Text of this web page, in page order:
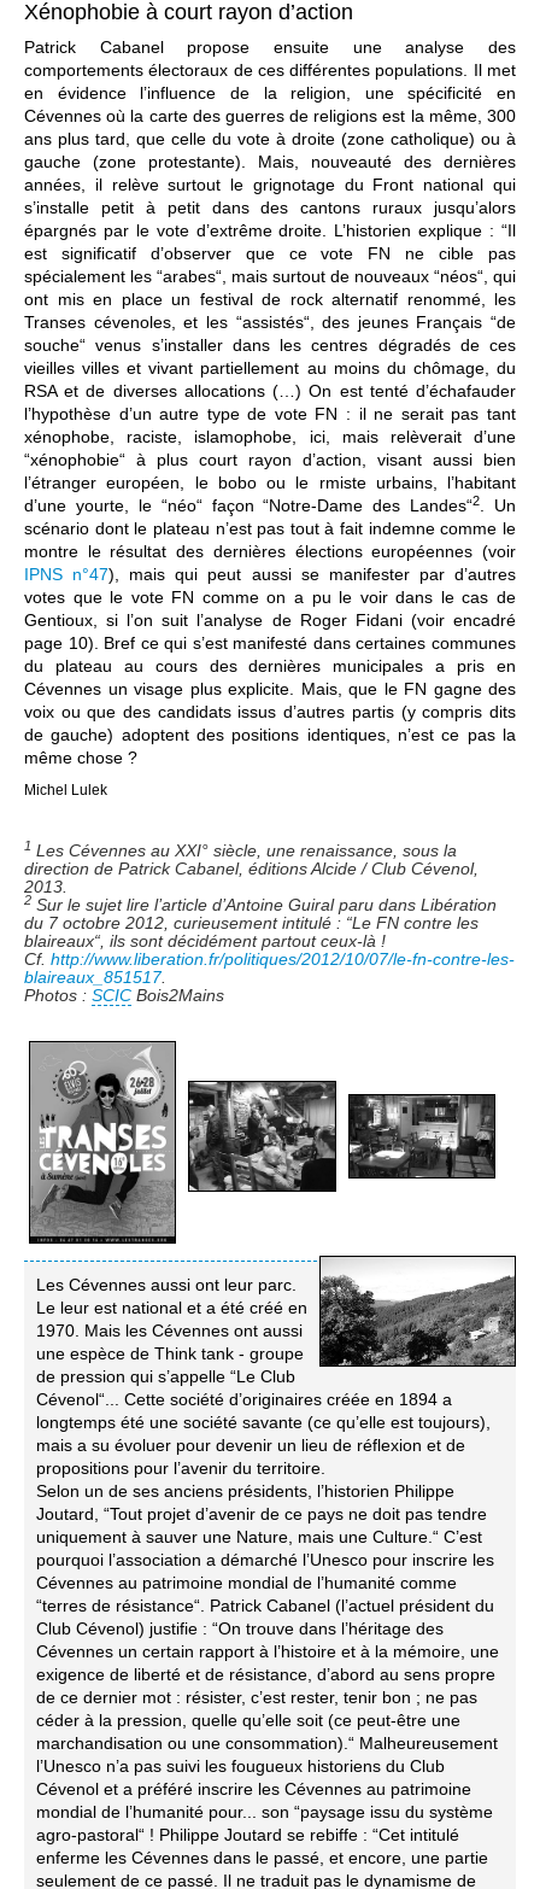
Xénophobie à court rayon d’action
Patrick Cabanel propose ensuite une analyse des
comportements électoraux de ces différentes populations. Il met
en évidence l’influence de la religion, une spécificité en
Cévennes où la carte des guerres de religions est la même, 300
ans plus tard, que celle du vote à droite (zone catholique) ou à
gauche (zone protestante). Mais, nouveauté des dernières
années, il relève surtout le grignotage du Front national qui
s’installe petit à petit dans des cantons ruraux jusqu’alors
épargnés par le vote d’extrême droite. L’historien explique : “Il
est significatif d’observer que ce vote FN ne cible pas
spécialement les “arabes“, mais surtout de nouveaux “néos“, qui
ont mis en place un festival de rock alternatif renommé, les
Transes cévenoles, et les “assistés“, des jeunes Français “de
souche“ venus s’installer dans les centres dégradés de ces
vieilles villes et vivant partiellement au moins du chômage, du
RSA et de diverses allocations (…) On est tenté d’échafauder
l’hypothèse d’un autre type de vote FN : il ne serait pas tant
xénophobe, raciste, islamophobe, ici, mais relèverait d’une
“xénophobie“ à plus court rayon d’action, visant aussi bien
l’étranger européen, le bobo ou le rmiste urbains, l’habitant
d’une yourte, le “néo“ façon “Notre-Dame des Landes“2. Un
scénario dont le plateau n’est pas tout à fait indemne comme le
montre le résultat des dernières élections européennes (voir
IPNS n°47), mais qui peut aussi se manifester par d’autres
votes que le vote FN comme on a pu le voir dans le cas de
Gentioux, si l’on suit l’analyse de Roger Fidani (voir encadré
page 10). Bref ce qui s’est manifesté dans certaines communes
du plateau au cours des dernières municipales a pris en
Cévennes un visage plus explicite. Mais, que le FN gagne des
voix ou que des candidats issus d’autres partis (y compris dits
de gauche) adoptent des positions identiques, n’est ce pas la
même chose ?
Michel Lulek
1 Les Cévennes au XXI° siècle, une renaissance, sous la
direction de Patrick Cabanel, éditions Alcide / Club Cévenol,
2013.
2 Sur le sujet lire l’article d’Antoine Guiral paru dans Libération
du 7 octobre 2012, curieusement intitulé : “Le FN contre les
blaireaux“, ils sont décidément partout ceux-là !
Cf. http://www.liberation.fr/politiques/2012/10/07/le-fn-contre-les-
blaireaux_851517.
Photos : SCIC Bois2Mains
Les Cévennes aussi ont leur parc.
Le leur est national et a été créé en
1970. Mais les Cévennes ont aussi
une espèce de Think tank - groupe
de pression qui s’appelle “Le Club
Cévenol“... Cette société d’originaires créée en 1894 a
longtemps été une société savante (ce qu’elle est toujours),
mais a su évoluer pour devenir un lieu de réflexion et de
propositions pour l’avenir du territoire.
Selon un de ses anciens présidents, l’historien Philippe
Joutard, “Tout projet d’avenir de ce pays ne doit pas tendre
uniquement à sauver une Nature, mais une Culture.“ C’est
pourquoi l’association a démarché l’Unesco pour inscrire les
Cévennes au patrimoine mondial de l’humanité comme
“terres de résistance“. Patrick Cabanel (l’actuel président du
Club Cévenol) justifie : “On trouve dans l’héritage des
Cévennes un certain rapport à l’histoire et à la mémoire, une
exigence de liberté et de résistance, d’abord au sens propre
de ce dernier mot : résister, c’est rester, tenir bon ; ne pas
céder à la pression, quelle qu’elle soit (ce peut-être une
marchandisation ou une consommation).“ Malheureusement
l’Unesco n’a pas suivi les fougueux historiens du Club
Cévenol et a préféré inscrire les Cévennes au patrimoine
mondial de l’humanité pour... son “paysage issu du système
agro-pastoral“ ! Philippe Joutard se rebiffe : “Cet intitulé
enferme les Cévennes dans le passé, et encore, une partie
seulement de ce passé. Il ne traduit pas le dynamisme de